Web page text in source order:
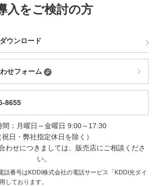
入をご検討の方
ウンロード
せフォーム
8655
間：月曜日～金曜日 9:00～17:30
祝日・弊社指定休日を除く）
わせにつきましては、販売店にご相談くださ
い。
話番号はKDDI株式会社の電話サービス「KDDI光ダイ
しております。